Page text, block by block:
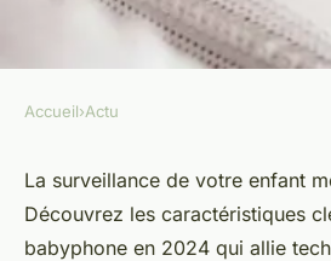
Guide d'achat :
meilleur
Accueil›Actu
La surveillance de votre enfant
Découvrez les caractéristiques
babyphone en 2024 qui allie